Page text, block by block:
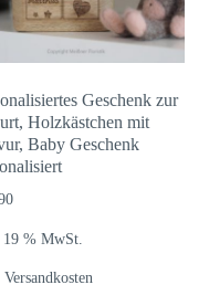
Geschenk zur
Holzkästchen mit
Baby Geschenk
% MwSt.
Versandkosten